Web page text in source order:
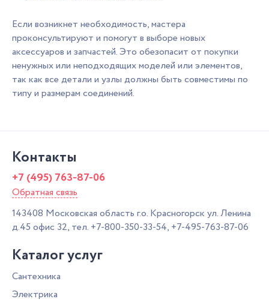
Если возникнет необходимость, мастера
проконсультируют и помогут в выборе новых
аксессуаров и запчастей. Это обезопасит от покупки
ненужных или неподходящих моделей или элементов,
так как все детали и узлы должны быть совместимы по
типу и размерам соединений.
Контакты
+7 (495) 763-87-06
Обратная связь
143408 Московская область г.о. Красногорск ул. Ленина
д.45 офис 32, тел. +7-800-350-33-54, +7-495-763-87-06
Каталог услуг
Сантехника
Электрика